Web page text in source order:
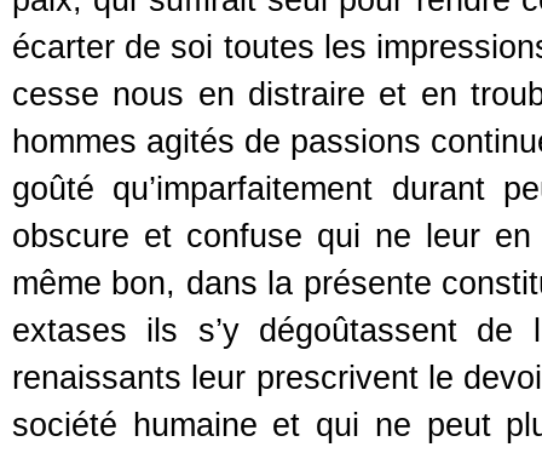
écarter de soi toutes les
cesse nous en distraire et en
hommes agités de passions
goûté qu’imparfaitement durant
obscure et confuse qui ne leur
même bon, dans la présente
extases ils s’y dégoûtassent
renaissants leur prescrivent le
société humaine et qui ne peut